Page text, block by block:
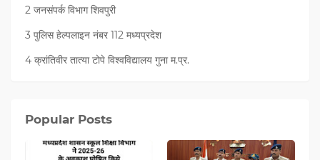
2 जनसंपर्क विभाग शिवपुरी
3 पुलिस हेल्पलाइन नंबर 112 मध्‍यप्रदेश
4 क्रांतिवीर तात्या टोपे विश्वविद्यालय गुना म.प्र.
Popular Posts